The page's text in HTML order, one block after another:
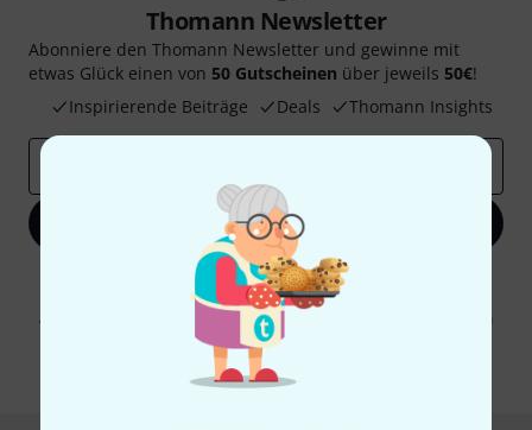
Thomann Newsletter
Abonniere den Thomann Newsletter und gewinne mit
etwas Glück einen von 50 Gutscheinen über jeweils 50€!
Inspirierende Beiträge
Deals Thomann Insights
Jetzt anmelden
Mit Klick auf „Jetzt anmelden“ stimmen Sie dem Erhalt von E-Mail-
Werbung und einer Messung des E-Mail-Nutzungsverhaltens zu. Die
Abmeldung ist jederzeit möglich. Weitere Informationen finden Sie in
unseren
Datenschutzhinweisen
* Pflichtfeld